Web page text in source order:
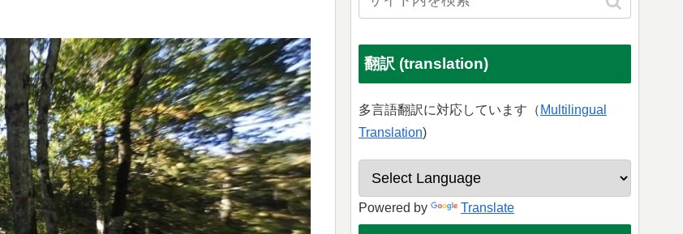
翻訳 (translation)
多言語翻訳に対応しています（ Multilingual
Translation)
Powered by Translate